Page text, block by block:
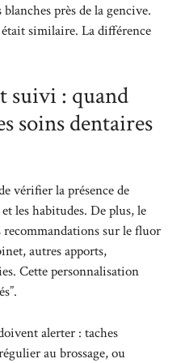
près de la gencive.
similaire. La différence
suivi : quand
soins dentaires
vérifier la présence de
les habitudes. De plus, le
sur le fluor
autres apports,
Cette personnalisation
alerter : taches
au brossage, ou